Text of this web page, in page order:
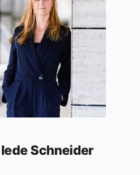
Schneider